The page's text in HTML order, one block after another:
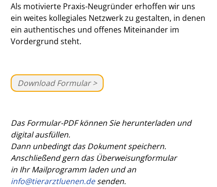
Als motivierte Praxis-Neugründer erhoffen wir uns
ein weites kollegiales Netzwerk zu gestalten, in denen
ein authentisches und offenes Miteinander im
Vordergrund steht.
Download Formular >
Das Formular-PDF können Sie herunterladen und
digital ausfüllen.
Dann unbedingt das Dokument speichern.
Anschließend gern das Überweisungformular
in Ihr Mailprogramm laden und an
info@tierarztluenen.desenden.